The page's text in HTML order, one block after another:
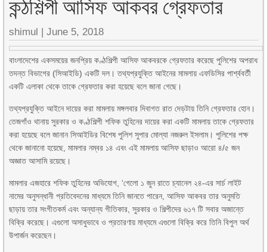
shimul |June 5, 2018
বাংলাদেশের একসময়ের জনপ্রিয় কণ্ঠশিল্পী আসিফ আকবরকে গ্রেফতার করেছে পুলিশের অপরাধ
তদন্ত বিভাগের (সিআইডি) একটি দল। তথ্যপ্রযুক্তি আইনের মামলায় এফডিসির পার্শ্ববর্তী
একটি এলাকা থেকে তাকে গ্রেফতার করা হয়েছে বলে জানা গেছে।
তথ্যপ্রযুক্তি আইনে দায়ের করা মামলায় মঙ্গলবার দিবাগত রাত দেড়টায় তিনি গ্রেফতার হোন।
তেজগাঁও থানায় সুরকার ও কণ্ঠশিল্পী শফিক তুহিনের দায়ের করা একটি মামলায় তাকে গ্রেফতার
করা হয়েছে বলে জানান সিআইডির বিশেষ পুলিশ সুপার মোল্যা নজরুল ইসলাম। পুলিশের পক্ষ
থেকে জানানো হয়েছে, মামলার নম্বর ১৪ এবং এই মামলায় আসিফ ছাড়াও আরো ৪/৫ জন
অজ্ঞাত আসামি রয়েছে।
মামলার এজহারে শফিক তুহিনের অভিযোগ, ‘গেলো ১ জুন রাতে চ্যানেল ২৪-এর সার্চ লাইট
নামের অনুসন্ধানী প্রতিবেদনের মাধ্যমে তিনি জানতে পারেন, আসিফ আকবর তার অনুমতি
ছাড়ায় তার সংগীতকর্ম এবং অন্যান্য গীতিকার, সুরকার ও শিল্পীদের ৬১৭ টি সবার অজান্তে
বিক্রি করেছে। এগুলো অসাধুভাবে ও প্রতারণায় মাধ্যমে এগুলো বিক্রি করে তিনি বিপুল অর্থ
উপার্জন করেছেন।